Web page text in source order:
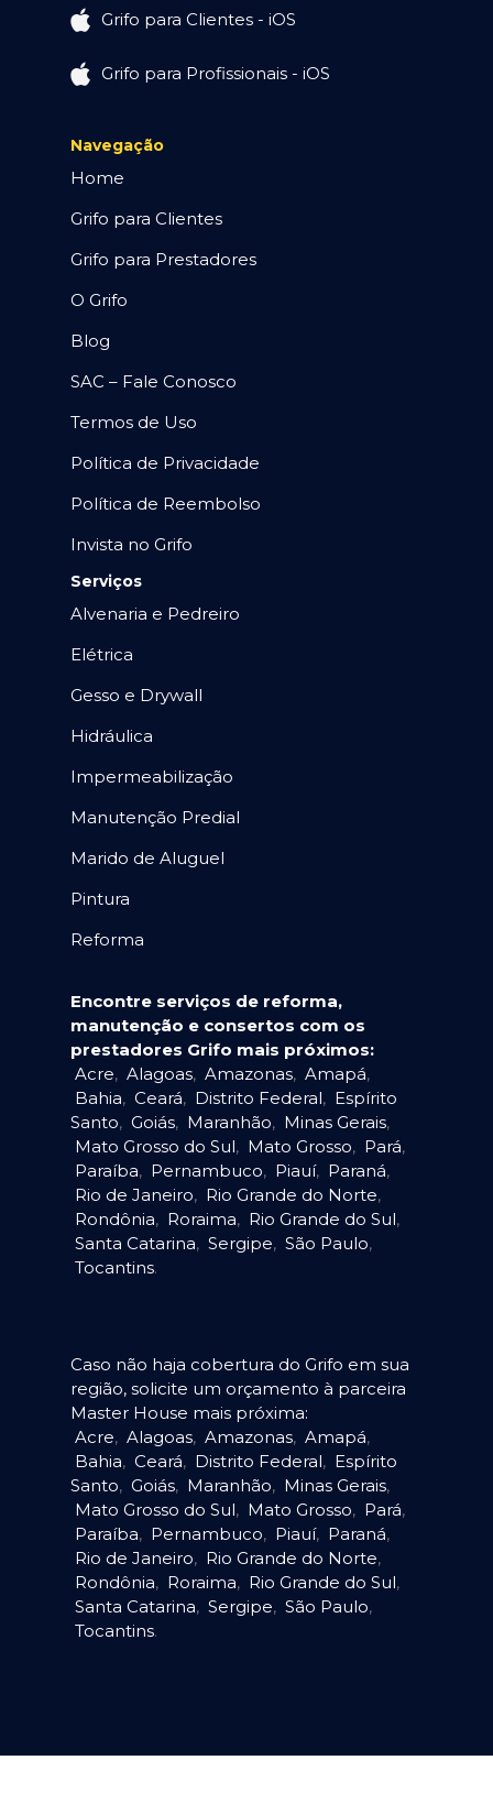
Grifo para Clientes - iOS
Grifo para Profissionais - iOS
Navegação
Home
Grifo para Clientes
Grifo para Prestadores
O Grifo
Blog
SAC – Fale Conosco
Termos de Uso
Política de Privacidade
Política de Reembolso
Invista no Grifo
Serviços
Alvenaria e Pedreiro
Elétrica
Gesso e Drywall
Hidráulica
Impermeabilização
Manutenção Predial
Marido de Aluguel
Pintura
Reforma
Encontre serviços de reforma,
manutenção e consertos com os
prestadores Grifo mais próximos:
Acre, Alagoas, Amazonas, Amapá,
Bahia, Ceará, Distrito Federal, Espírito
Santo, Goiás, Maranhão, Minas Gerais,
Mato Grosso do Sul, Mato Grosso, Pará,
Paraíba, Pernambuco, Piauí, Paraná,
Rio de Janeiro, Rio Grande do Norte,
Rondônia, Roraima, Rio Grande do Sul,
Santa Catarina, Sergipe, São Paulo,
Tocantins.
Caso não haja cobertura do Grifo em sua
região, solicite um orçamento à parceira
Master House mais próxima:
Acre, Alagoas, Amazonas, Amapá,
Bahia, Ceará, Distrito Federal, Espírito
Santo, Goiás, Maranhão, Minas Gerais,
Mato Grosso do Sul, Mato Grosso, Pará,
Paraíba, Pernambuco, Piauí, Paraná,
Rio de Janeiro, Rio Grande do Norte,
Rondônia, Roraima, Rio Grande do Sul,
Santa Catarina, Sergipe, São Paulo,
Tocantins.